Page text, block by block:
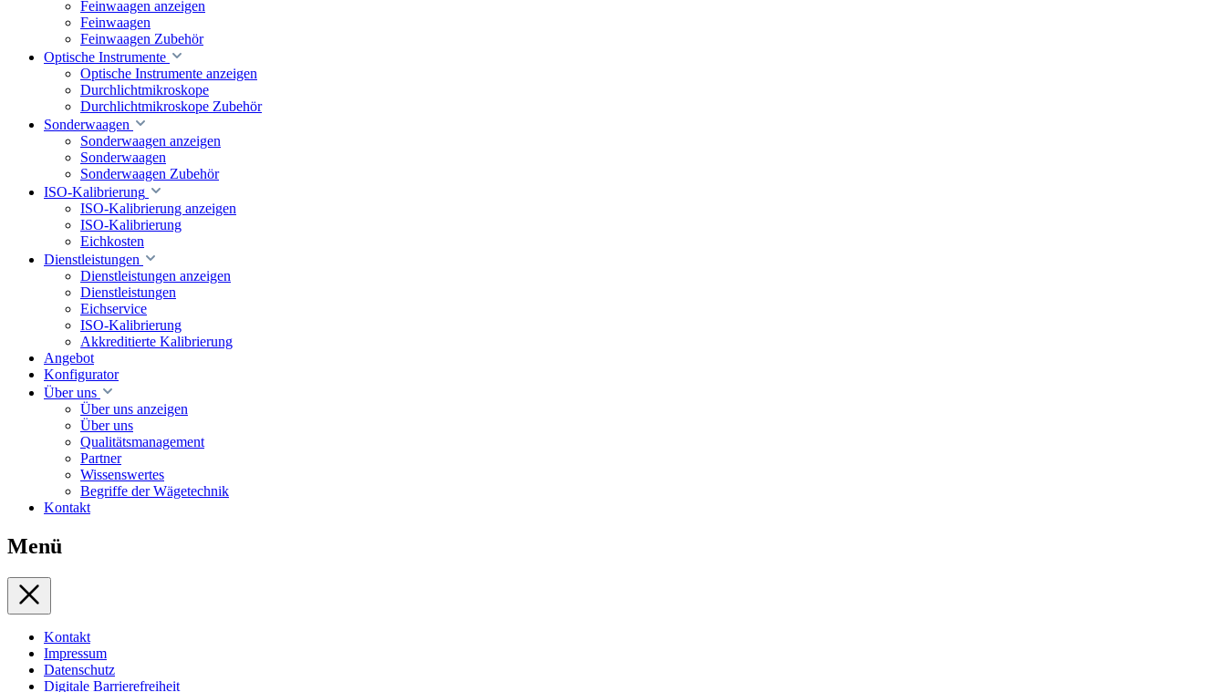
Feinwaagen anzeigen
Feinwaagen
Feinwaagen Zubehör
Optische Instrumente
Optische Instrumente anzeigen
Durchlichtmikroskope
Durchlichtmikroskope Zubehör
Sonderwaagen
Sonderwaagen anzeigen
Sonderwaagen
Sonderwaagen Zubehör
ISO-Kalibrierung
ISO-Kalibrierung anzeigen
ISO-Kalibrierung
Eichkosten
Dienstleistungen
Dienstleistungen anzeigen
Dienstleistungen
Eichservice
ISO-Kalibrierung
Akkreditierte Kalibrierung
Angebot
Konfigurator
Über uns
Über uns anzeigen
Über uns
Qualitätsmanagement
Partner
Wissenswertes
Begriffe der Wägetechnik
Kontakt
Menü
Kontakt
Impressum
Datenschutz
Digitale Barrierefreiheit